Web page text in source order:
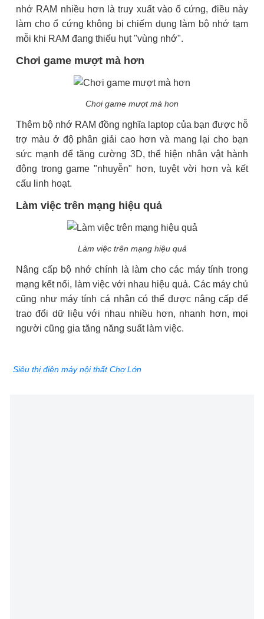
nhớ RAM nhiều hơn là truy xuất vào ổ cứng, điều này
làm cho ổ cứng không bị chiếm dụng làm bộ nhớ tạm
mỗi khi RAM đang thiếu hụt "vùng nhớ".
Chơi game mượt mà hơn
Chơi game mượt mà hơn
Thêm bộ nhớ RAM đồng nghĩa laptop của bạn được hỗ
trợ màu ở độ phân giải cao hơn và mang lại cho bạn
sức mạnh để tăng cường 3D, thể hiện nhân vật hành
động trong game "nhuyễn" hơn, tuyệt vời hơn và kết
cấu linh hoạt.
Làm việc trên mạng hiệu quả
Làm việc trên mạng hiệu quả
Nâng cấp bộ nhớ chính là làm cho các máy tính trong
mạng kết nối, làm việc với nhau hiệu quả. Các máy chủ
cũng như máy tính cá nhân có thể được nâng cấp để
trao đổi dữ liệu với nhau nhiều hơn, nhanh hơn, mọi
người cũng gia tăng năng suất làm việc.
Siêu thị điện máy nội thất Chợ Lớn